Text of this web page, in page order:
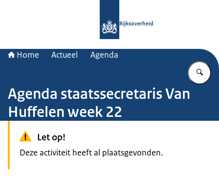
Rijksoverheid
Home Actueel Agenda
Agenda staatssecretaris Van
Huffelen week 22
Let op!
Deze activiteit heeft al plaatsgevonden.